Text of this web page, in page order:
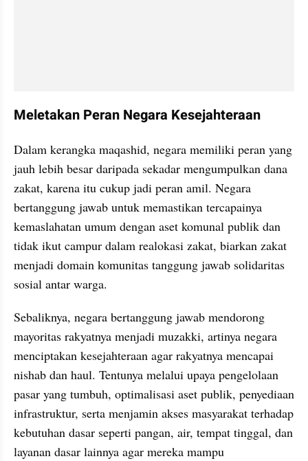
Meletakan Peran Negara Kesejahteraan
Dalam kerangka maqashid, negara memiliki peran yang
jauh lebih besar daripada sekadar mengumpulkan dana
zakat, karena itu cukup jadi peran amil. Negara
bertanggung jawab untuk memastikan tercapainya
kemaslahatan umum dengan aset komunal publik dan
tidak ikut campur dalam realokasi zakat, biarkan zakat
menjadi domain komunitas tanggung jawab solidaritas
sosial antar warga.
Sebaliknya, negara bertanggung jawab mendorong
mayoritas rakyatnya menjadi muzakki, artinya negara
menciptakan kesejahteraan agar rakyatnya mencapai
nishab dan haul. Tentunya melalui upaya pengelolaan
pasar yang tumbuh, optimalisasi aset publik, penyediaan
infrastruktur, serta menjamin akses masyarakat terhadap
kebutuhan dasar seperti pangan, air, tempat tinggal, dan
layanan dasar lainnya agar mereka mampu